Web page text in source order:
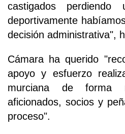
castigados
deportivamente
decisión administrativa",
Cámara ha querido
apoyo y esfuerzo
murciana de forma
aficionados, socios y
proceso".